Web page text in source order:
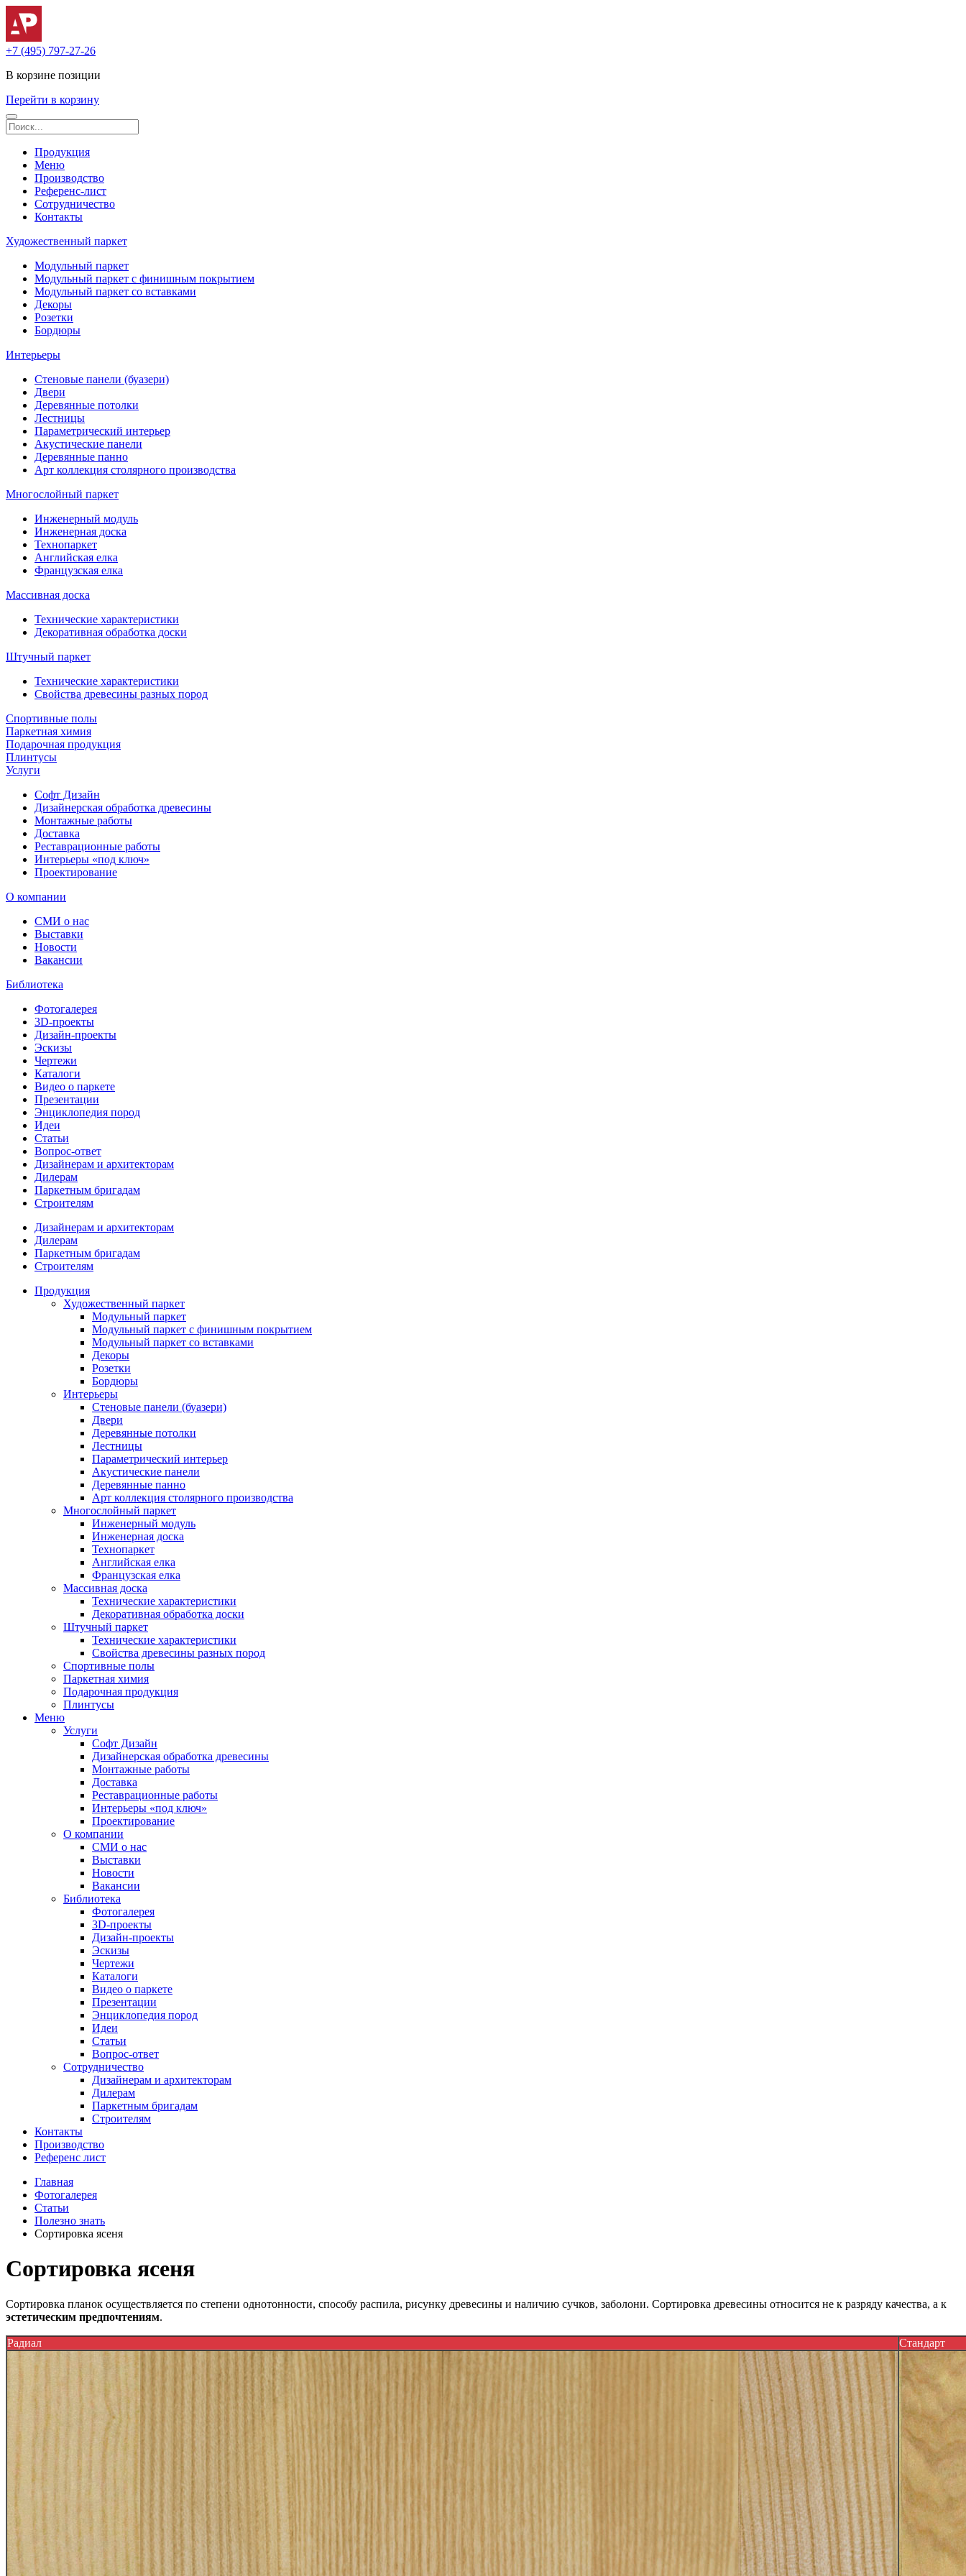
+7 (495) 797-27-26
В корзине позиции
Перейти в корзину
Продукция
Меню
Производство
Референс-лист
Сотрудничество
Контакты
Художественный паркет
Модульный паркет
Модульный паркет с финишным покрытием
Модульный паркет со вставками
Декоры
Розетки
Бордюры
Интерьеры
Стеновые панели (буазери)
Двери
Деревянные потолки
Лестницы
Параметрический интерьер
Акустические панели
Деревянные панно
Арт коллекция столярного производства
Многослойный паркет
Инженерный модуль
Инженерная доска
Технопаркет
Английская елка
Французская елка
Массивная доска
Технические характеристики
Декоративная обработка доски
Штучный паркет
Технические характеристики
Свойства древесины разных пород
Спортивные полы
Паркетная химия
Подарочная продукция
Плинтусы
Услуги
Софт Дизайн
Дизайнерская обработка древесины
Монтажные работы
Доставка
Реставрационные работы
Интерьеры «под ключ»
Проектирование
О компании
СМИ о нас
Выставки
Новости
Вакансии
Библиотека
Фотогалерея
3D-проекты
Дизайн-проекты
Эскизы
Чертежи
Каталоги
Видео о паркете
Презентации
Энциклопедия пород
Идеи
Статьи
Вопрос-ответ
Дизайнерам и архитекторам
Дилерам
Паркетным бригадам
Строителям
Дизайнерам и архитекторам
Дилерам
Паркетным бригадам
Строителям
Продукция
Художественный паркет
Модульный паркет
Модульный паркет с финишным покрытием
Модульный паркет со вставками
Декоры
Розетки
Бордюры
Интерьеры
Стеновые панели (буазери)
Двери
Деревянные потолки
Лестницы
Параметрический интерьер
Акустические панели
Деревянные панно
Арт коллекция столярного производства
Многослойный паркет
Инженерный модуль
Инженерная доска
Технопаркет
Английская елка
Французская елка
Массивная доска
Технические характеристики
Декоративная обработка доски
Штучный паркет
Технические характеристики
Свойства древесины разных пород
Спортивные полы
Паркетная химия
Подарочная продукция
Плинтусы
Меню
Услуги
Софт Дизайн
Дизайнерская обработка древесины
Монтажные работы
Доставка
Реставрационные работы
Интерьеры «под ключ»
Проектирование
О компании
СМИ о нас
Выставки
Новости
Вакансии
Библиотека
Фотогалерея
3D-проекты
Дизайн-проекты
Эскизы
Чертежи
Каталоги
Видео о паркете
Презентации
Энциклопедия пород
Идеи
Статьи
Вопрос-ответ
Сотрудничество
Дизайнерам и архитекторам
Дилерам
Паркетным бригадам
Строителям
Контакты
Производство
Референс лист
Главная
Фотогалерея
Статьи
Полезно знать
Сортировка ясеня
Сортировка ясеня
Сортировка планок осуществляется по степени однотонности, способу распила, рисунку древесины и наличию сучков, заболони. Сортировка древесины относится не к разряду качества, а к
эстетическим предпочтениям.
Радиал Стандарт